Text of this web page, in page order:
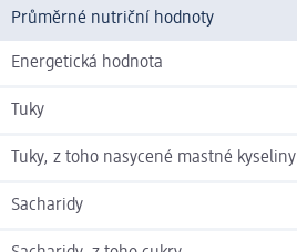
Průměrné nutriční hodnoty
Energetická hodnota
Tuky
Tuky, z toho nasycené mastné kyseliny
Sacharidy